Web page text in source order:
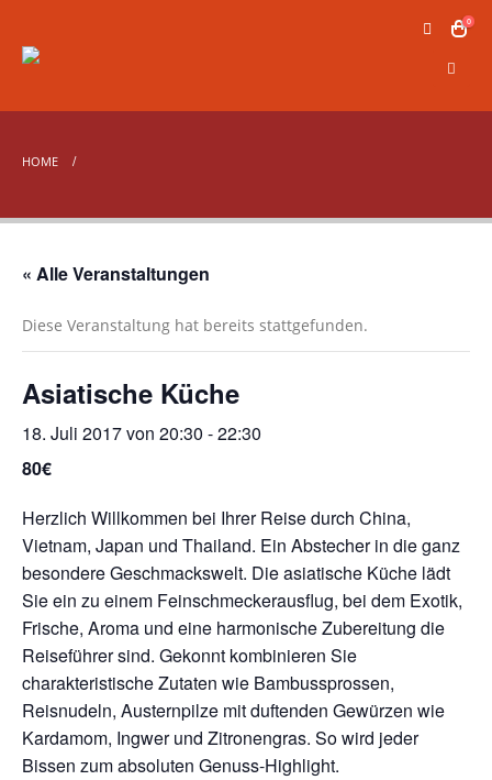
0
HOME
« Alle Veranstaltungen
Diese Veranstaltung hat bereits stattgefunden.
Asiatische Küche
18. Juli 2017 von 20:30 -22:30
80€
Herzlich Willkommen bei Ihrer Reise durch China,
Vietnam, Japan und Thailand. Ein Abstecher in die ganz
besondere Geschmackswelt. Die asiatische Küche lädt
Sie ein zu einem Feinschmeckerausflug, bei dem Exotik,
Frische, Aroma und eine harmonische Zubereitung die
Reiseführer sind. Gekonnt kombinieren Sie
charakteristische Zutaten wie Bambussprossen,
Reisnudeln, Austernpilze mit duftenden Gewürzen wie
Kardamom, Ingwer und Zitronengras. So wird jeder
Bissen zum absoluten Genuss-Highlight.